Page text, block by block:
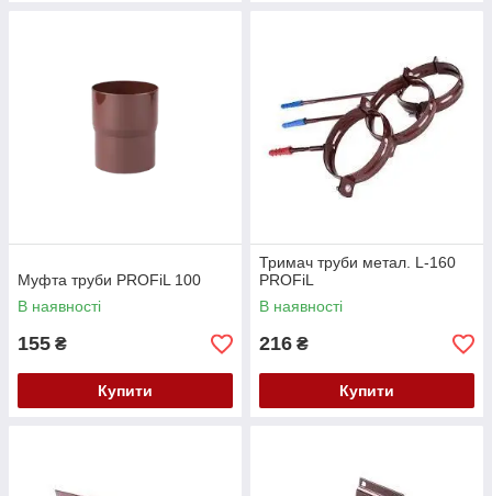
Муфта труби PROFiL 100
В наявності
155 ₴
Купити
Тримач труби метал. L-160
PROFiL
В наявності
216 ₴
Купити